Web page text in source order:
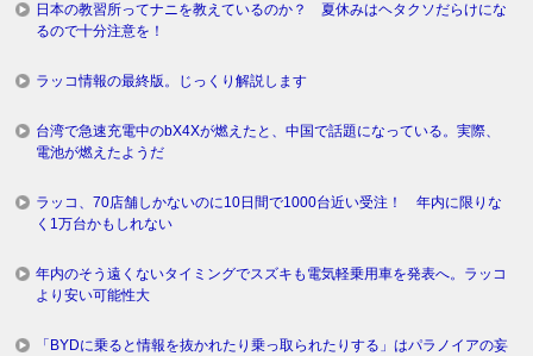
日本の教習所ってナニを教えているのか？ 夏休みはヘタクソだらけにな
るので十分注意を！
ラッコ情報の最終版。じっくり解説します
台湾で急速充電中のbX4Xが燃えたと、中国で話題になっている。実際、
電池が燃えたようだ
ラッコ、70店舗しかないのに10日間で1000台近い受注！ 年内に限りな
く1万台かもしれない
年内のそう遠くないタイミングでスズキも電気軽乗用車を発表へ。ラッコ
より安い可能性大
「BYDに乗ると情報を抜かれたり乗っ取られたりする」はパラノイアの妄